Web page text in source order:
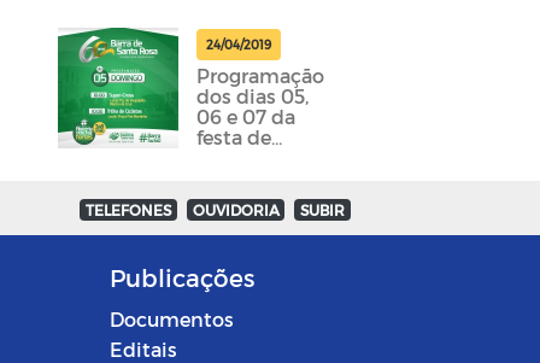
24/04/2019
Programação
dos dias 05,
06 e 07 da
festa de
foram
divulgadas
TELEFONES OUVIDORIA SUBIR
Publicações
Documentos
Editais